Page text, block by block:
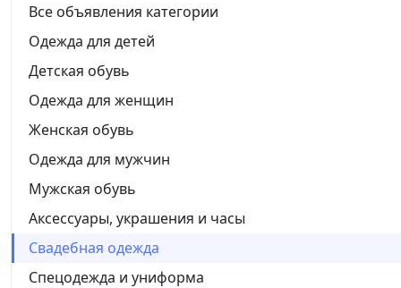
Все объявления категории
Одежда для детей
Детская обувь
Одежда для женщин
Женская обувь
Одежда для мужчин
Мужская обувь
Аксессуары, украшения и часы
Свадебная одежда
Спецодежда и униформа